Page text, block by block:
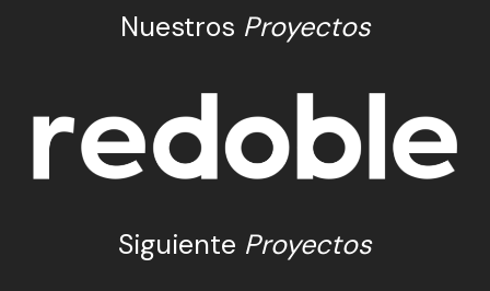
Nuestros Proyectos
Siguiente Proyectos